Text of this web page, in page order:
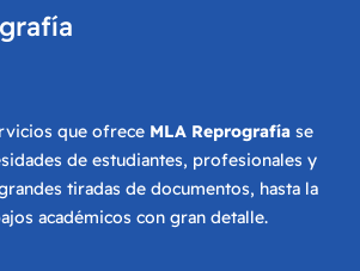
que ofrece MLA Reprografía se
de estudiantes, profesionales y
tiradas de documentos, hasta la
académicos con gran detalle.